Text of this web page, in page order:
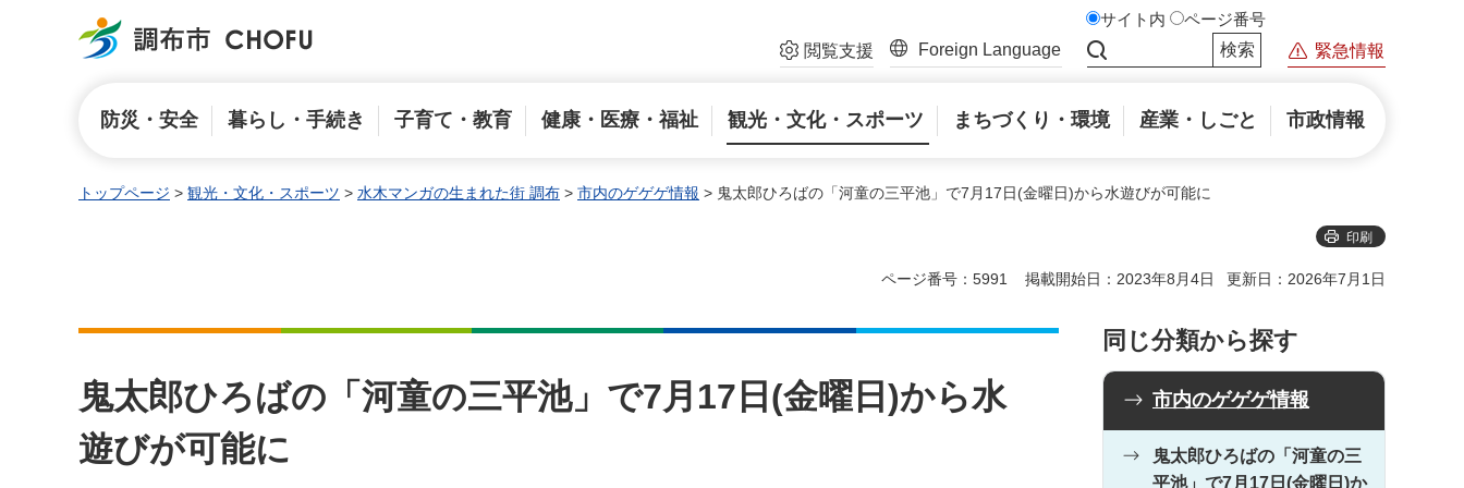
調布市 閲覧支援 Foreign Language
サイト内 ページ番号
緊急情報
防災・安全 暮らし・手続き 子育て・教育 健康・医療・福祉 観光・文化・スポーツ まちづくり・環境 産業・しごと 市政情報
トップページ > 観光・文化・スポーツ > 水木マンガの生まれた街 調布 > 市内のゲゲゲ情報 > 鬼太郎ひろばの「河童の三平池」で7月17日(金曜日)から水遊びが可能に
印刷
ページ番号：5991 掲載開始日：2023年8月4日 更新日：2026年7月1日
鬼太郎ひろばの「河童の三平池」で7月17日(金曜日)から水
遊びが可能に
同じ分類から探す
市内のゲゲゲ情報
鬼太郎ひろばの「河童の三
平池」で7月17日(金曜日)か